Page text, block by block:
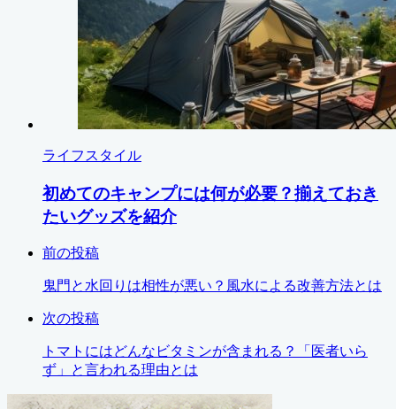
ライフスタイル
初めてのキャンプには何が必要？揃えておき
たいグッズを紹介
前の投稿
鬼門と水回りは相性が悪い？風水による改善方法とは
次の投稿
トマトにはどんなビタミンが含まれる？「医者いら
ず」と言われる理由とは